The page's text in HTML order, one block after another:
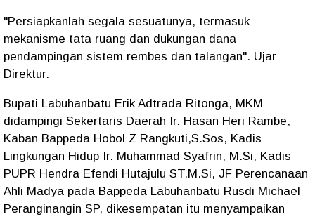
"Persiapkanlah segala sesuatunya, termasuk
mekanisme tata ruang dan dukungan dana
pendampingan sistem rembes dan talangan". Ujar
Direktur.
Bupati Labuhanbatu Erik Adtrada Ritonga, MKM
didampingi Sekertaris Daerah Ir. Hasan Heri Rambe,
Kaban Bappeda Hobol Z Rangkuti,S.Sos, Kadis
Lingkungan Hidup Ir. Muhammad Syafrin, M.Si, Kadis
PUPR Hendra Efendi Hutajulu ST.M.Si, JF Perencanaan
Ahli Madya pada Bappeda Labuhanbatu Rusdi Michael
Peranginangin SP, dikesempatan itu menyampaikan